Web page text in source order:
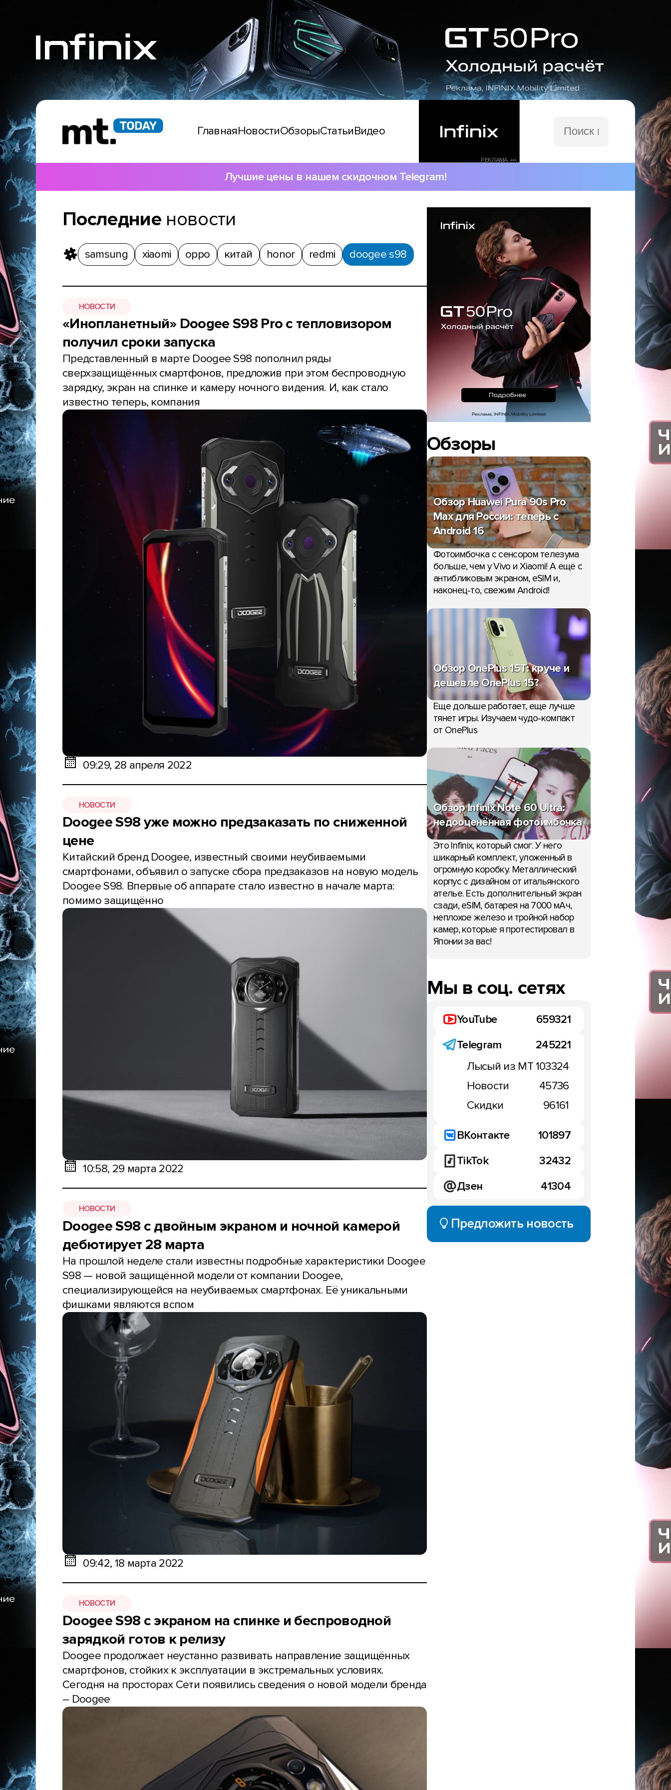
ГлавнаяНовостиОбзорыСтатьиВидео
РЕКЛАМА •••
сайту
Лучшие цены в нашем скидочном Telegram!
Последниеновости
samsung xiaomi oppo китай honor redmi doogee s98
НОВОСТИ
«Инопланетный» Doogee S98 Pro с тепловизором
получил сроки запуска
Представленный в марте Doogee S98 пополнил ряды
сверхзащищённых смартфонов, предложив при этом беспроводную
зарядку, экран на спинке и камеру ночного видения. И, как стало
известно теперь, компания
09:29, 28 апреля 2022
НОВОСТИ
Doogee S98 уже можно предзаказать по сниженной
цене
Китайский бренд Doogee, известный своими неубиваемыми
смартфонами, объявил о запуске сбора предзаказов на новую модель
Doogee S98. Впервые об аппарате стало известно в начале марта:
помимо защищённо
10:58, 29 марта 2022
НОВОСТИ
Doogee S98 с двойным экраном и ночной камерой
дебютирует 28 марта
На прошлой неделе стали известны подробные характеристики Doogee
S98 — новой защищённой модели от компании Doogee,
специализирующейся на неубиваемых смартфонах. Её уникальными
фишками являются вспом
09:42, 18 марта 2022
НОВОСТИ
Doogee S98 с экраном на спинке и беспроводной
зарядкой готов к релизу
Doogee продолжает неустанно развивать направление защищённых
смартфонов, стойких к эксплуатации в экстремальных условиях.
Сегодня на просторах Сети появились сведения о новой модели бренда
– Doogee
Обзоры
Обзор Huawei Pura 90s Pro
Max для России: теперь с
Android 16
Фотоимбочка с сенсором телезума
больше, чем у Vivo и Xiaomi! А ещё с
антибликовым экраном, eSIM и,
наконец-то, свежим Android!
Обзор OnePlus 15T: круче и
дешевле OnePlus 15?
Еще дольше работает, еще лучше
тянет игры. Изучаем чудо-компакт
от OnePlus
Обзор Infinix Note 60 Ultra:
недооценённая фотоимбочка
Это Infinix, который смог. У него
шикарный комплект, уложенный в
огромную коробку. Металлический
корпус с дизайном от итальянского
ателье. Есть дополнительный экран
сзади, eSIM, батарея на 7000 мАч,
неплохое железо и тройной набор
камер, которые я протестировал в
Японии за вас!
Мы в соц. сетях
YouTube
659321
Telegram
245221
Лысый из МТ103324
Новости
45736
Скидки
96161
ВКонтакте
101897
TikTok
32432
Дзен
41304
Предложить новость